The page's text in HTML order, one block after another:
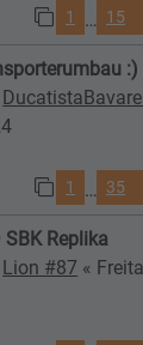
1 … 15
:)
1 … 35
Replika
Lion #87 «